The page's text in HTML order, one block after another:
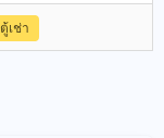
ตู้เช่า